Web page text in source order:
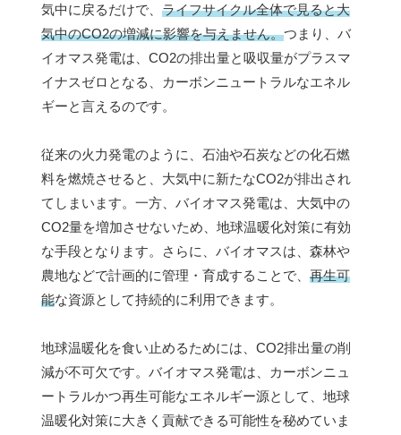
気中に戻るだけで、 ライフサイクル全体で見ると大
気中のCO2の増減に影響を与えません。つまり、バ
イオマス発電は、CO2の排出量と吸収量がプラスマ
イナスゼロとなる、カーボンニュートラルなエネル
ギーと言えるのです。
従来の火力発電のように、石油や石炭などの化石燃
料を燃焼させると、大気中に新たなCO2が排出され
てしまいます。一方、バイオマス発電は、大気中の
CO2量を増加させないため、地球温暖化対策に有効
な手段となります。さらに、バイオマスは、森林や
農地などで計画的に管理・育成することで、 再生可
能な資源として持続的に利用できます。
地球温暖化を食い止めるためには、CO2排出量の削
減が不可欠です。バイオマス発電は、カーボンニュ
ートラルかつ再生可能なエネルギー源として、地球
温暖化対策に大きく貢献できる可能性を秘めていま